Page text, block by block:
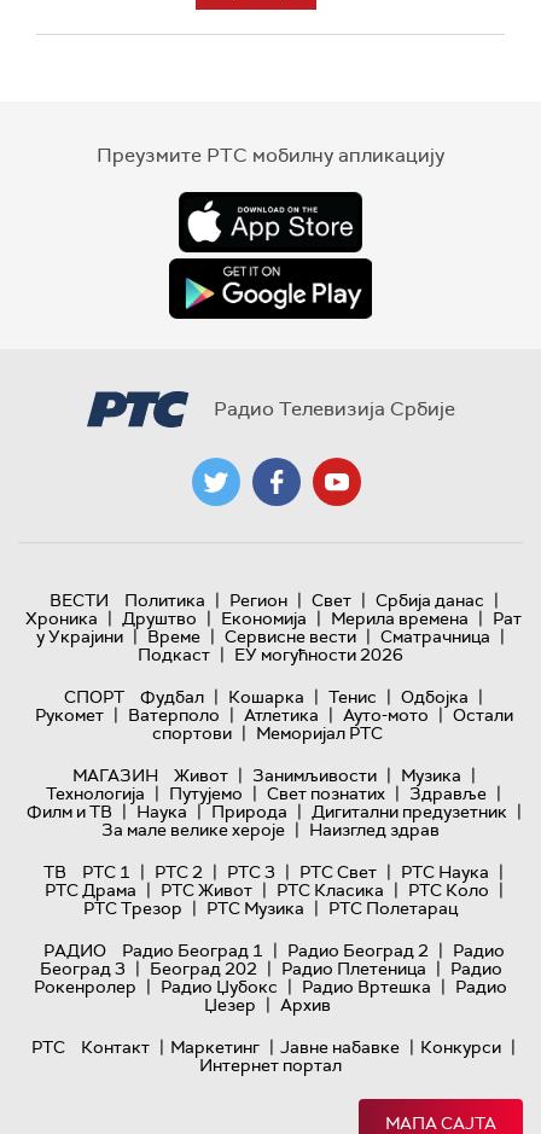
Преузмите РТС мобилну апликацију
Радио Телевизија Србије
ВЕСТИ Политика | Регион | Свет | Србија данас |
Хроника | Друштво | Економија | Мерила времена | Рат
у Украјини | Време | Сервисне вести | Сматрачница |
Подкаст | ЕУ могућности 2026
СПОРТ
Фудбал | Кошарка | Тенис | Одбојка |
Рукомет | Ватерполо | Атлетика | Ауто-мото | Остали
спортови | Меморијал РТС
МАГАЗИН
Живот | Занимљивости | Музика |
Технологијa | Путујемо | Свет познатих | Здравље |
Филм и ТВ | Наука | Природа | Дигитални предузетник |
За мале велике хероје | Наизглед здрав
ТВ
РТС 1 | РТС 2 | РТС 3 | РТС Свет | РТС Наука |
РТС Драма | РТС Живот | РТС Класика | РТС Коло |
РТС Трезор | РТС Музика | РТС Полетарац
РАДИО
Радио Београд 1 | Радио Београд 2 | Радио
Београд 3 | Београд 202 | Радио Плетеница | Радио
Рокенролер | Радио Џубокс | Радио Вртешка | Радио
Џезер | Архив
РТС
Контакт | Маркетинг | Јавне набавке | Конкурси |
Интернет портал
МАПА САЈТА